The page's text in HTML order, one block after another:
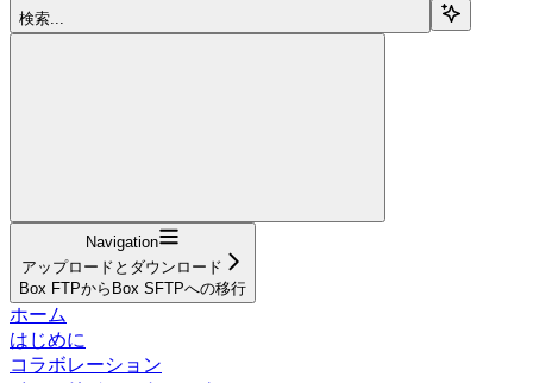
検索...
Navigation
アップロードとダウンロード
Box FTPからBox SFTPへの移行
ホーム
はじめに
コラボレーション